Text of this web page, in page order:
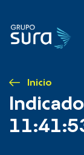
Inicio